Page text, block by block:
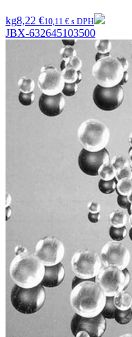
kg8,22 €10,11 € s DPH
JBX-632645103500